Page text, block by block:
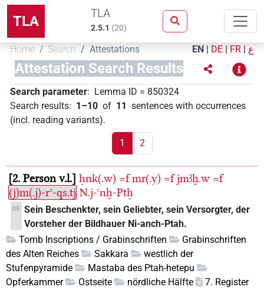
TLA TLA
2.5.1 (20)
Home Search Attestations EN | DE | FR | ع
Attestation Search Results
Search parameter: Lemma ID = 850324
Search results: 1–10 of 11 sentences with occurrences
(incl. reading variants).
1 2
2. Person v.l. ḥnk(.w) =f mr(.y) =f jmꜣḫ.w =f
(j)m(.j)-rʾ-qs.tj N.j-ꜥnḫ-Ptḥ
DE Sein Beschenkter, sein Geliebter, sein Versorgter, der
Vorsteher der Bildhauer Ni-anch-Ptah.
Tomb Inscriptions / Grabinschriften
Grabinschriften
des Alten Reiches
Sakkara
westlich der
Stufenpyramide
Mastaba des Ptah-hetepu
Opferkammer
Ostseite nördliche Hälfte
7. Register